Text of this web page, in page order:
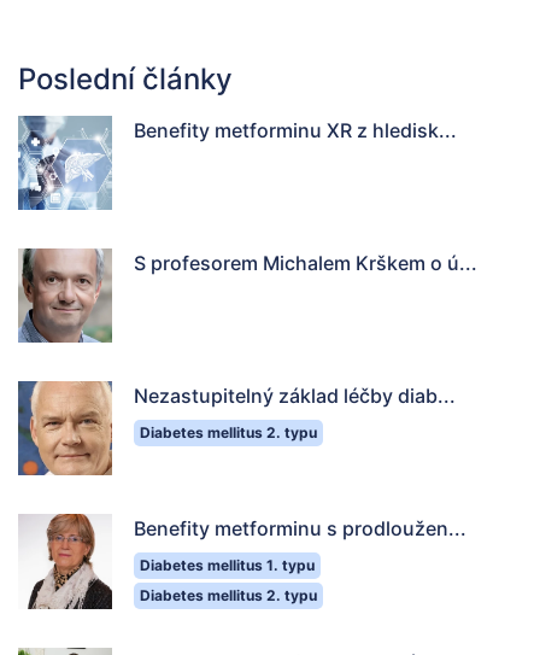
Poslední články
Benefity metforminu XR z hledisk...
S profesorem Michalem Krškem o ú...
Nezastupitelný základ léčby diab...
Diabetes mellitus 2. typu
Benefity metforminu s prodloužen...
Diabetes mellitus 1. typu
Diabetes mellitus 2. typu